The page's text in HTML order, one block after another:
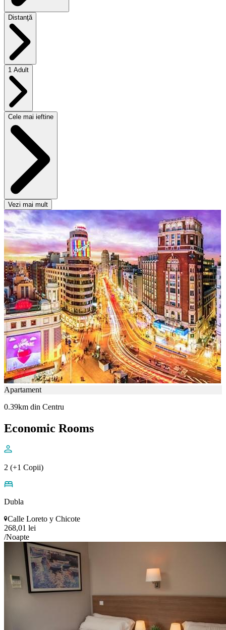
Distanţă
1 Adult
Cele mai ieftine
Vezi mai mult
Apartament
0.39km din Centru
Economic Rooms
2 (+1 Copii)
Dubla
Calle Loreto y Chicote
268,01 lei
/Noapte